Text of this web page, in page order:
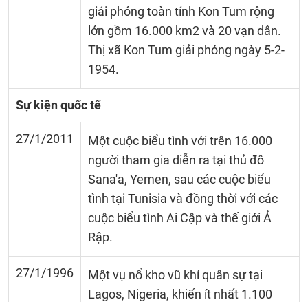
giải phóng toàn tỉnh Kon Tum rộng
lớn gồm 16.000 km2 và 20 vạn dân.
Thị xã Kon Tum giải phóng ngày 5-2-
1954.
Sự kiện quốc tế
27/1/2011
Một cuộc biểu tình với trên 16.000
người tham gia diễn ra tại thủ đô
Sana'a, Yemen, sau các cuộc biểu
tình tại Tunisia và đồng thời với các
cuộc biểu tình Ai Cập và thế giới Ả
Rập.
27/1/1996
Một vụ nổ kho vũ khí quân sự tại
Lagos, Nigeria, khiến ít nhất 1.100